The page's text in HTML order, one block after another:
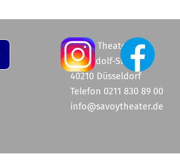
Savoy Theater
Graf-Adolf-Straße 47
40210 Düsseldorf
Telefon 0211 830 89 00
info@savoytheater.de